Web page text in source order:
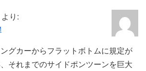
より:
グカーからフラットボトムに規定が
それまでのサイドポンツーンを巨大